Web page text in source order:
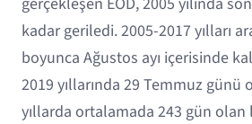
kadar geriledi. 2005-2017 yılları
boyunca Ağustos ayı içerisinde
2019 yıllarında 29 Temmuz günü
yıllarda ortalamada 243 gün olan